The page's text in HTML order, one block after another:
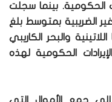
الحكومية. بينما سجلت
الضريبية بمتوسط بلغ
والبحر الكاريبي
الإيرادات الحكومية لهذه
جمع الأموال التي